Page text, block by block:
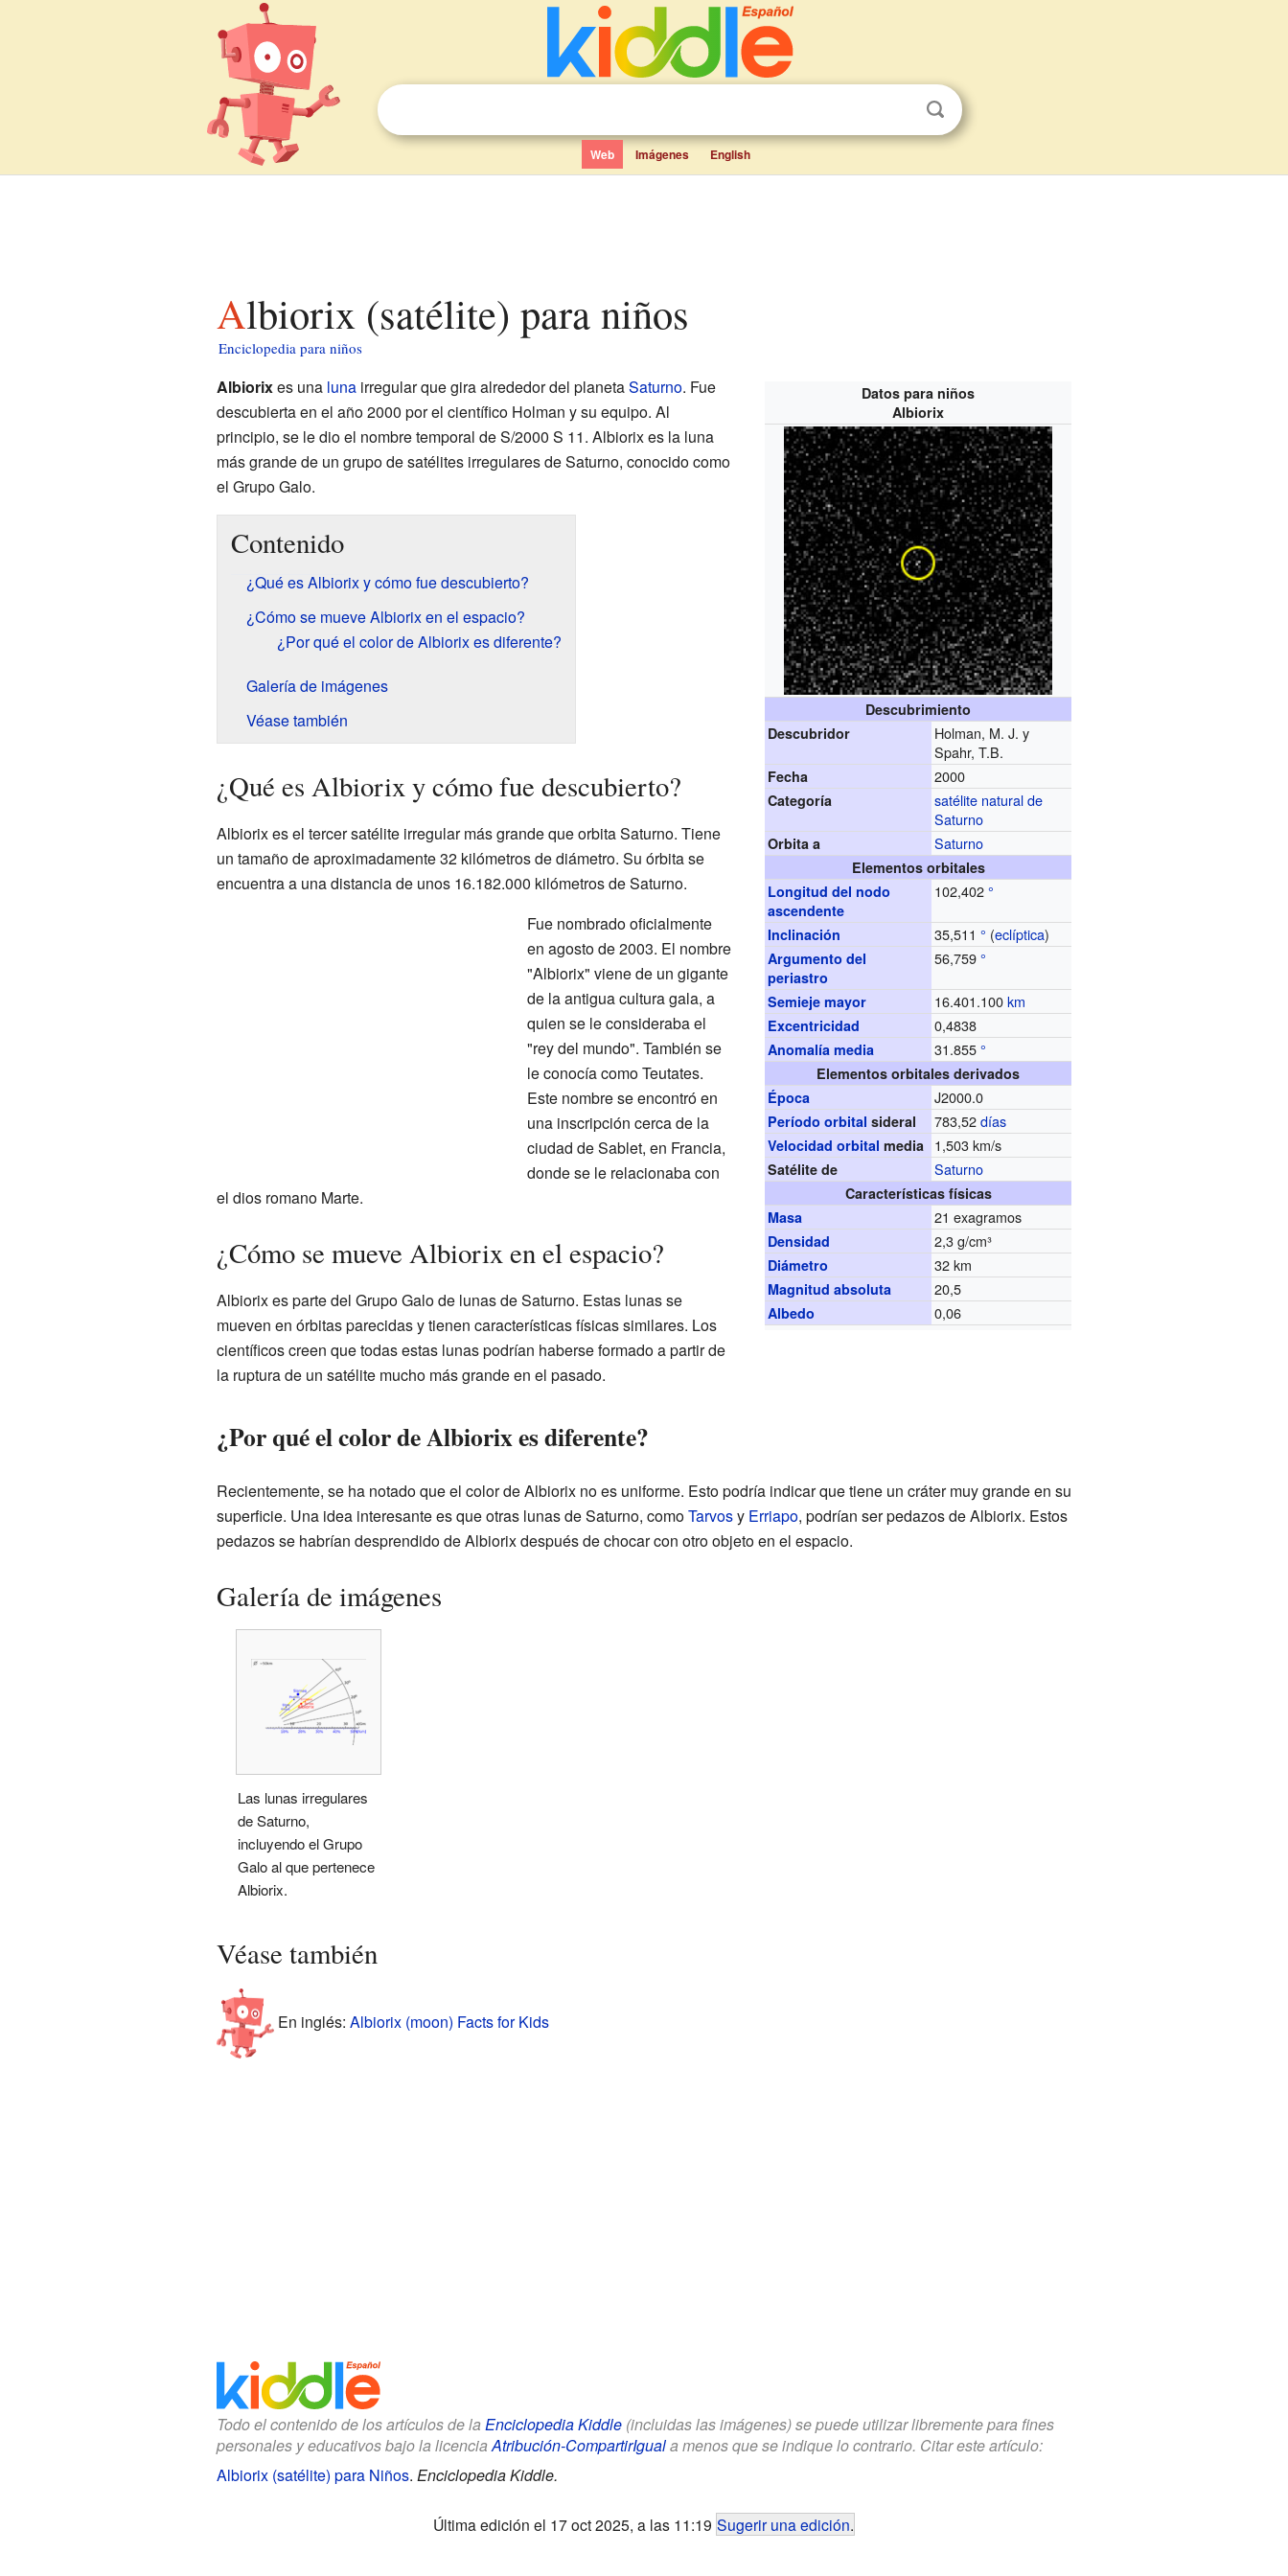
Web Imágenes English
Albiorix (satélite) para niños
Enciclopedia para niños
Datos para niños
Albiorix
Descubrimiento
Descubridor
Holman, M. J. y
Spahr, T.B.
Fecha 2000
Categoría
satélite natural de
Saturno
Orbita a Saturno
Elementos orbitales
Longitud del nodo
ascendente
102,402°
Inclinación 35,511° (eclíptica)
Argumento del
periastro
56,759°
Semieje mayor 16.401.100km
Excentricidad 0,4838
Anomalía media 31.855°
Elementos orbitales derivados
Época
J2000.0
Período orbital sideral 783,52días
Velocidad orbital media 1,503 km/s
Satélite de Saturno
Características físicas
Masa
21 exagramos
Densidad 2,3 g/cm³
Diámetro 32 km
Magnitud absoluta 20,5
Albedo 0,06
Albiorixes una lunairregular que gira alrededor del planetaSaturno. Fue
descubierta en el año 2000 por el científico Holman y su equipo. Al
principio, se le dio el nombre temporal de S/2000 S 11. Albiorix es la luna
más grande de un grupo de satélites irregulares de Saturno, conocido como
el Grupo Galo.
Contenido
¿Qué es Albiorix y cómo fue descubierto?
¿Cómo se mueve Albiorix en el espacio?
¿Por qué el color de Albiorix es diferente?
Galería de imágenes
Véase también
¿Qué es Albiorix y cómo fue descubierto?
Albiorix es el tercer satélite irregular más grande que orbita Saturno. Tiene
un tamaño de aproximadamente 32 kilómetros de diámetro. Su órbita se
encuentra a una distancia de unos 16.182.000 kilómetros de Saturno.
Fue nombrado oficialmente
en agosto de 2003. El nombre
"Albiorix" viene de un gigante
de la antigua cultura gala, a
quien se le consideraba el
"rey del mundo". También se
le conocía como Teutates.
Este nombre se encontró en
una inscripción cerca de la
ciudad de Sablet, en Francia,
donde se le relacionaba con
el dios romano Marte.
¿Cómo se mueve Albiorix en el espacio?
Albiorix es parte del Grupo Galo de lunas de Saturno. Estas lunas se
mueven en órbitas parecidas y tienen características físicas similares. Los
científicos creen que todas estas lunas podrían haberse formado a partir de
la ruptura de un satélite mucho más grande en el pasado.
¿Por qué el color de Albiorix es diferente?
Recientemente, se ha notado que el color de Albiorix no es uniforme. Esto podría indicar que tiene un cráter muy grande en su
superficie. Una idea interesante es que otras lunas de Saturno, comoTarvosy Erriapo, podrían ser pedazos de Albiorix. Estos
pedazos se habrían desprendido de Albiorix después de chocar con otro objeto en el espacio.
Galería de imágenes
Las lunas irregulares
de Saturno,
incluyendo el Grupo
Galo al que pertenece
Albiorix.
Véase también
En inglés: Albiorix (moon) Facts for Kids
Todo el contenido de los artículos de la Enciclopedia Kiddle(incluidas las imágenes) se puede utilizar libremente para fines
personales y educativos bajo la licencia Atribución-CompartirIguala menos que se indique lo contrario. Citar este artículo:
Albiorix (satélite) para Niños. Enciclopedia Kiddle.
Última edición el 17 oct 2025, a las 11:19 Sugerir una edición.